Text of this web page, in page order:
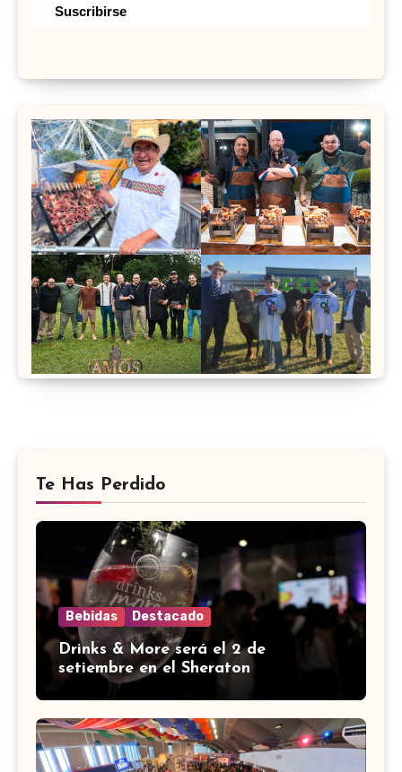
Te Has Perdido
Bebidas Destacado
Drinks & More será el 2 de
setiembre en el Sheraton